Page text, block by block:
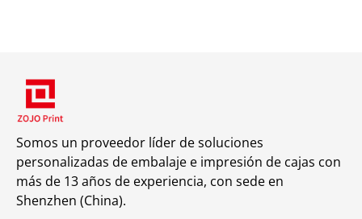
Somos un proveedor líder de soluciones
personalizadas de embalaje e impresión de cajas con
más de 13 años de experiencia, con sede en
Shenzhen (China).